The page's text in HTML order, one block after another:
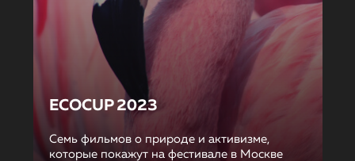
ECOCUP 2023
Семь фильмов о природе и активизме,
которые покажут на фестивале в Москве